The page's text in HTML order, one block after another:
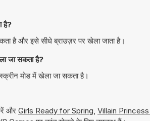
है?
है और इसे सीधे ब्राउज़र पर खेला जाता है।
जा सकता है?
मोड में खेला जा सकता है।
और Girls Ready for Spring, Villain